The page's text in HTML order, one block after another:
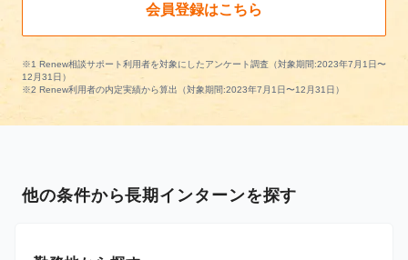
会員登録はこちら
※1 Renew相談サポート利用者を対象にしたアンケート調査（対象期間:2023年7月1日〜
12月31日）
※2 Renew利用者の内定実績から算出（対象期間:2023年7月1日〜12月31日）
他の条件から長期インターンを探す